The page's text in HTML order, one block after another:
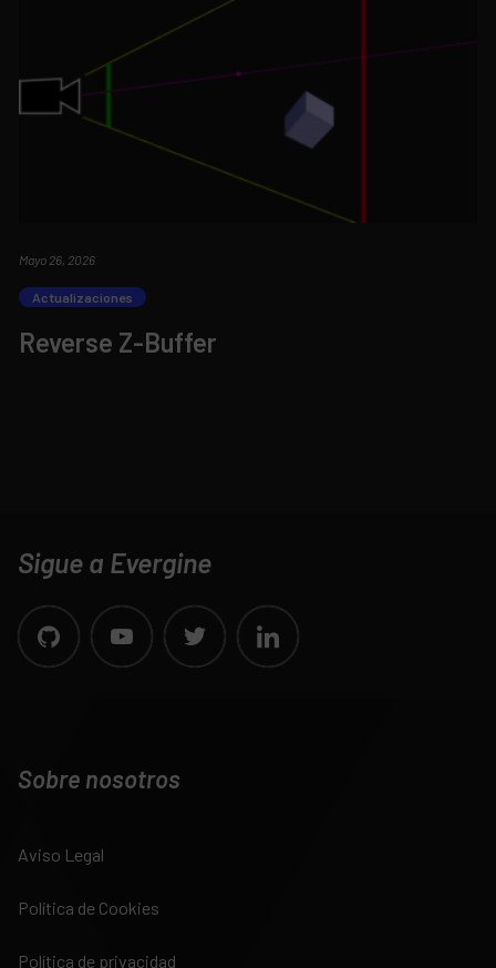
Mayo 26, 2026
Actualizaciones
Reverse Z-Buffer
Sigue a Evergine
Sobre nosotros
Aviso Legal
Política de Cookies
Política de privacidad